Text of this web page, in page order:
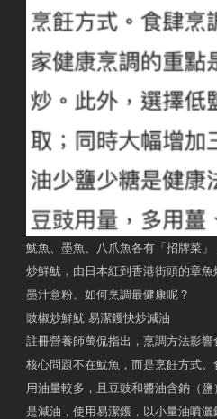
魷魚、墨魚、八爪魚各有「招牌菜
炒鮮魷，由日本紅到香港街頭的章
墨汁意粉。如何烹調最健康呢？
豉椒炒鮮魷 易潔鑊快炒減油
註冊營養師萬侃指出，烹調方法影
核心問題不在魷魚，而是烹飪方式
用油量較多，且豆豉和醬油含鈉（
是減油，使用易潔鑊，以小量油噴